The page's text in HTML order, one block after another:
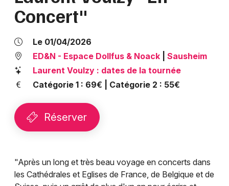
Grands événements
Activité & Expérience
Manifestations
Foires & salons
Spectacles
Concerts
Sports
Colmar
Lyon
Marseille
Montpellier
Nice
Paris
Concert"
Le 01/04/2026
ED&N - Espace Dollfus & Noack
Sausheim
Laurent Voulzy : dates de la tournée
Catégorie 1 : 69€ | Catégorie 2 : 55€
Réserver
"Après un long et très beau voyage en concerts dans
les Cathédrales et Eglises de France, de Belgique et de
Quand ?
Aujourd'hui
Demain